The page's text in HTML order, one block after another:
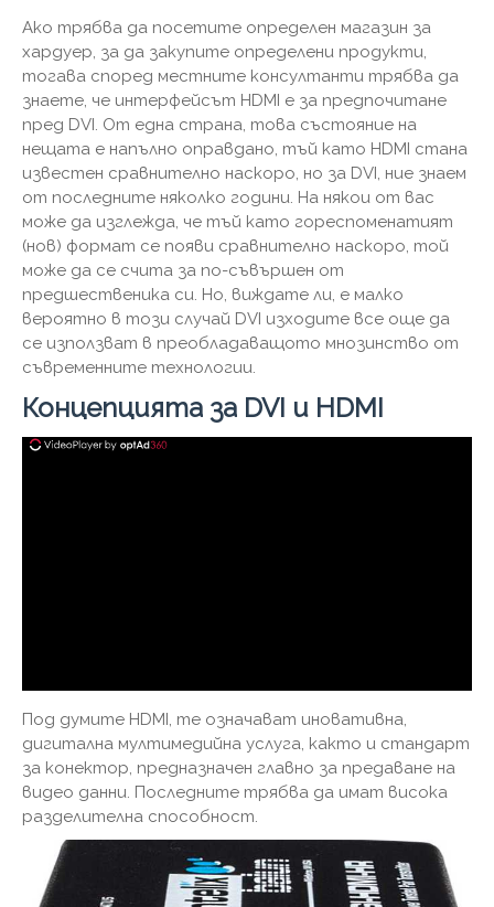
Ако трябва да посетите определен магазин за
хардуер, за да закупите определени продукти,
тогава според местните консултанти трябва да
знаете, че интерфейсът HDMI е за предпочитане
пред DVI. От една страна, това състояние на
нещата е напълно оправдано, тъй като HDMI стана
известен сравнително наскоро, но за DVI, ние знаем
от последните няколко години. На някои от вас
може да изглежда, че тъй като гореспоменатият
(нов) формат се появи сравнително наскоро, той
може да се счита за по-съвършен от
предшественика си. Но, виждате ли, е малко
вероятно в този случай DVI изходите все още да
се използват в преобладаващото мнозинство от
съвременните технологии.
Концепцията за DVI и HDMI
Под думите HDMI, те означават иновативна,
дигитална мултимедийна услуга, както и стандарт
за конектор, предназначен главно за предаване на
видео данни. Последните трябва да имат висока
разделителна способност.